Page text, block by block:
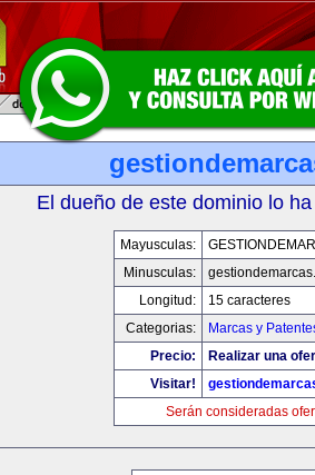
El dueño de este dominio lo
Mayusculas:
Minusculas:
Longitud:
15 caracteres
Categorias:
Marcas y
Precio:
Realizar una
Visitar!
Serán consideradas